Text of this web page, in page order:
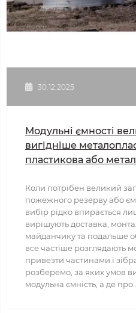
30.12.2025
Модульні ємності
вигідніше
пластикова або
Коли потрібен великий
пожежного резерву або
вибір рідко впирається
вирішують доставка,
майданчику та подальше
все частіше розглядають
привезти частинами і
розберемо, за яких умов
модульна ємність, а де про..